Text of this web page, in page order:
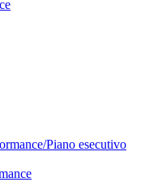
Piano esecutivo